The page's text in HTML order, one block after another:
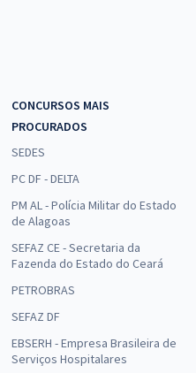
CONCURSOS MAIS
PROCURADOS
SEDES
PC DF - DELTA
PM AL - Polícia Militar do Estado
de Alagoas
SEFAZ CE - Secretaria da
Fazenda do Estado do Ceará
PETROBRAS
SEFAZ DF
EBSERH - Empresa Brasileira de
Serviços Hospitalares